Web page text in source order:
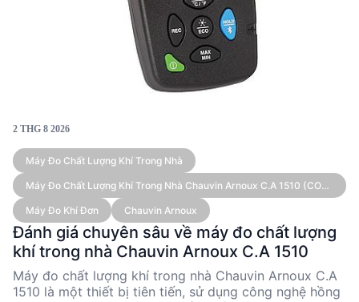
2 THG 8 2026
Máy Đo Chất Lượng Khí Trong Nhà
Máy Đo Chất Lượng Khí Trong Nhà Chauvin Arnoux C.A 1510 (CO2
0~5000 Ppm, -10~60°C, 5~95%RH)
Máy Đo Khí Đơn
Chauvin Arnoux
Đánh giá chuyên sâu về máy đo chất lượng
khí trong nhà Chauvin Arnoux C.A 1510
Máy đo chất lượng khí trong nhà Chauvin Arnoux C.A
1510 là một thiết bị tiên tiến, sử dụng công nghệ hồng